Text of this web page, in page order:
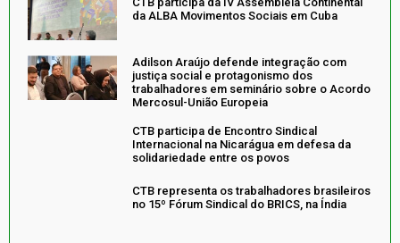
da ALBA Movimentos Sociais em Cuba
Adilson Araújo defende integração com
justiça social e protagonismo dos
trabalhadores em seminário sobre o Acordo
Mercosul-União Europeia
CTB participa de Encontro Sindical
Internacional na Nicarágua em defesa da
solidariedade entre os povos
CTB representa os trabalhadores brasileiros
no 15º Fórum Sindical do BRICS, na Índia